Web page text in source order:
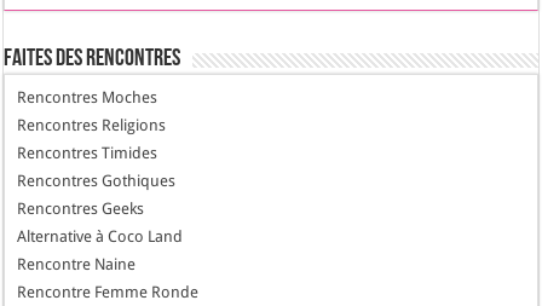
Faites des Rencontres
Rencontres Moches
Rencontres Religions
Rencontres Timides
Rencontres Gothiques
Rencontres Geeks
Alternative à Coco Land
Rencontre Naine
Rencontre Femme Ronde